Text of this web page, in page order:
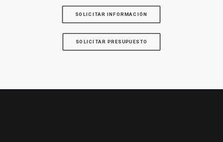
SOLICITAR INFORMACIÓN
SOLICITAR PRESUPUESTO